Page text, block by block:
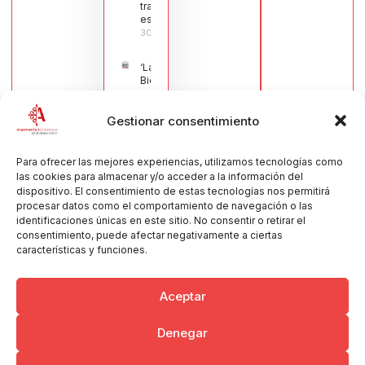
Gestionar consentimiento
Para ofrecer las mejores experiencias, utilizamos tecnologías como
las cookies para almacenar y/o acceder a la información del
dispositivo. El consentimiento de estas tecnologías nos permitirá
procesar datos como el comportamiento de navegación o las
identificaciones únicas en este sitio. No consentir o retirar el
consentimiento, puede afectar negativamente a ciertas
características y funciones.
Aceptar
Denegar
tradicional
española
30/07/2026
‘La
Bienvenida’,
estampa de
de la Virgen
Muñoz
Muñoz,
anuncia las
Fiestas
Patronales
2026
30/07/2026